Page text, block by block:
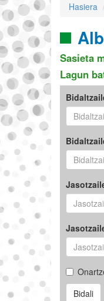
Hasiera
Sasieta
Lagun
Bidali